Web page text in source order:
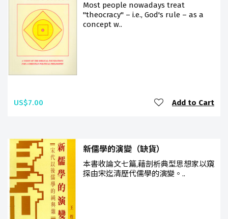
Most people nowadays treat
"theocracy" – i.e., God's rule – as a
concept w..
US$7.00 Add to Cart
新儒學的演變（缺貨）
本書收論文七篇,藉剖析典型思想家以窺
探由宋迄清歷代儒學的演變。..